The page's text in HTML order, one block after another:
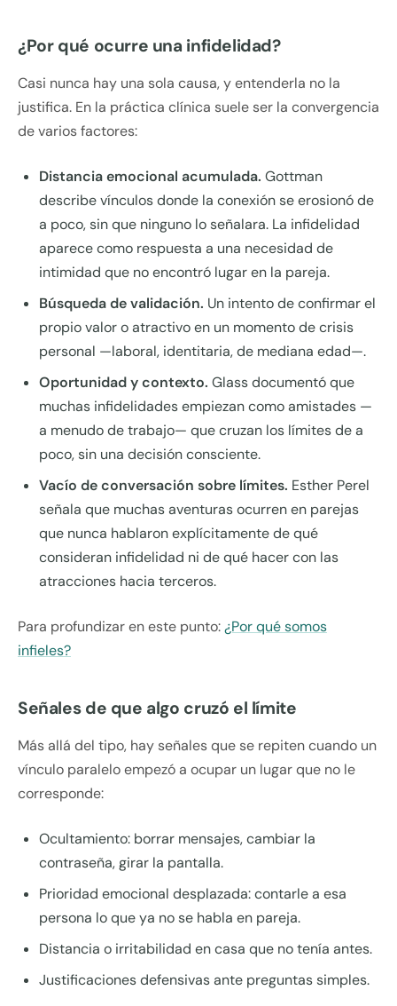
¿Por qué ocurre una infidelidad?
Casi nunca hay una sola causa, y entenderla no la
justifica. En la práctica clínica suele ser la convergencia
de varios factores:
Distancia emocional acumulada. Gottman
describe vínculos donde la conexión se erosionó de
a poco, sin que ninguno lo señalara. La infidelidad
aparece como respuesta a una necesidad de
intimidad que no encontró lugar en la pareja.
Búsqueda de validación. Un intento de confirmar el
propio valor o atractivo en un momento de crisis
personal —laboral, identitaria, de mediana edad—.
Oportunidad y contexto. Glass documentó que
muchas infidelidades empiezan como amistades —
a menudo de trabajo— que cruzan los límites de a
poco, sin una decisión consciente.
Vacío de conversación sobre límites. Esther Perel
señala que muchas aventuras ocurren en parejas
que nunca hablaron explícitamente de qué
consideran infidelidad ni de qué hacer con las
atracciones hacia terceros.
Para profundizar en este punto:¿Por qué somos
infieles?
Señales de que algo cruzó el límite
Más allá del tipo, hay señales que se repiten cuando un
vínculo paralelo empezó a ocupar un lugar que no le
corresponde:
Ocultamiento: borrar mensajes, cambiar la
contraseña, girar la pantalla.
Prioridad emocional desplazada: contarle a esa
persona lo que ya no se habla en pareja.
Distancia o irritabilidad en casa que no tenía antes.
Justificaciones defensivas ante preguntas simples.